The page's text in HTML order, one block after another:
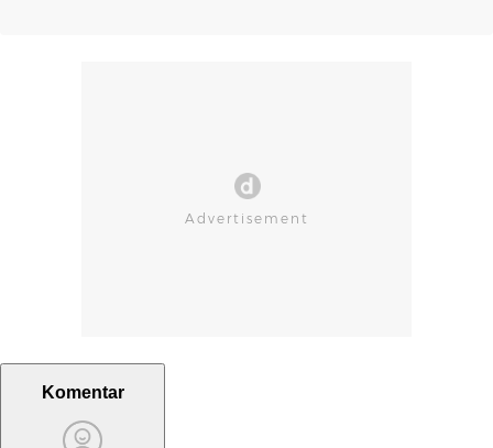
Komentar